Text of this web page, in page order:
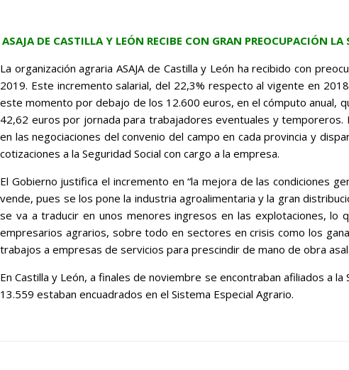
ASAJA DE CASTILLA Y LEÓN RECIBE CON GRAN PREOCUPACIÓN
La organización agraria ASAJA de Castilla y León ha recibido con
2019. Este incremento salarial, del 22,3% respecto al vigente en
este momento por debajo de los 12.600 euros, en el cómputo anual,
42,62 euros por jornada para trabajadores eventuales y
en las negociaciones del convenio del campo en cada provincia y
cotizaciones a la Seguridad Social con cargo a la empresa.
El Gobierno justifica el incremento en “la mejora de las condiciones
vende, pues se los pone la industria agroalimentaria y la gran
se va a traducir en unos menores ingresos en las explotaciones, lo
empresarios agrarios, sobre todo en sectores en crisis como los
trabajos a empresas de servicios para prescindir de mano de obra
En Castilla y León, a finales de noviembre se encontraban afiliados a
13.559 estaban encuadrados en el Sistema Especial Agrario.